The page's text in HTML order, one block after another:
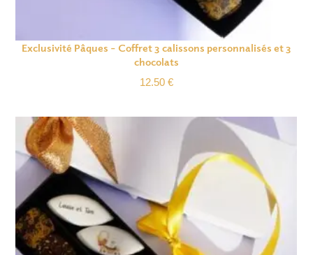
Exclusivité Pâques – Coffret 3 calissons personnalisés et 3
chocolats
12.50 €